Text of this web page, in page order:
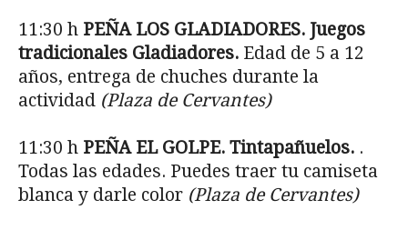
11:30 h PEÑA LOS GLADIADORES. Juegos
tradicionales Gladiadores. Edad de 5 a 12
años, entrega de chuches durante la
actividad (Plaza de Cervantes)
11:30 h PEÑA EL GOLPE. Tintapañuelos. .
Todas las edades. Puedes traer tu camiseta
blanca y darle color (Plaza de Cervantes)